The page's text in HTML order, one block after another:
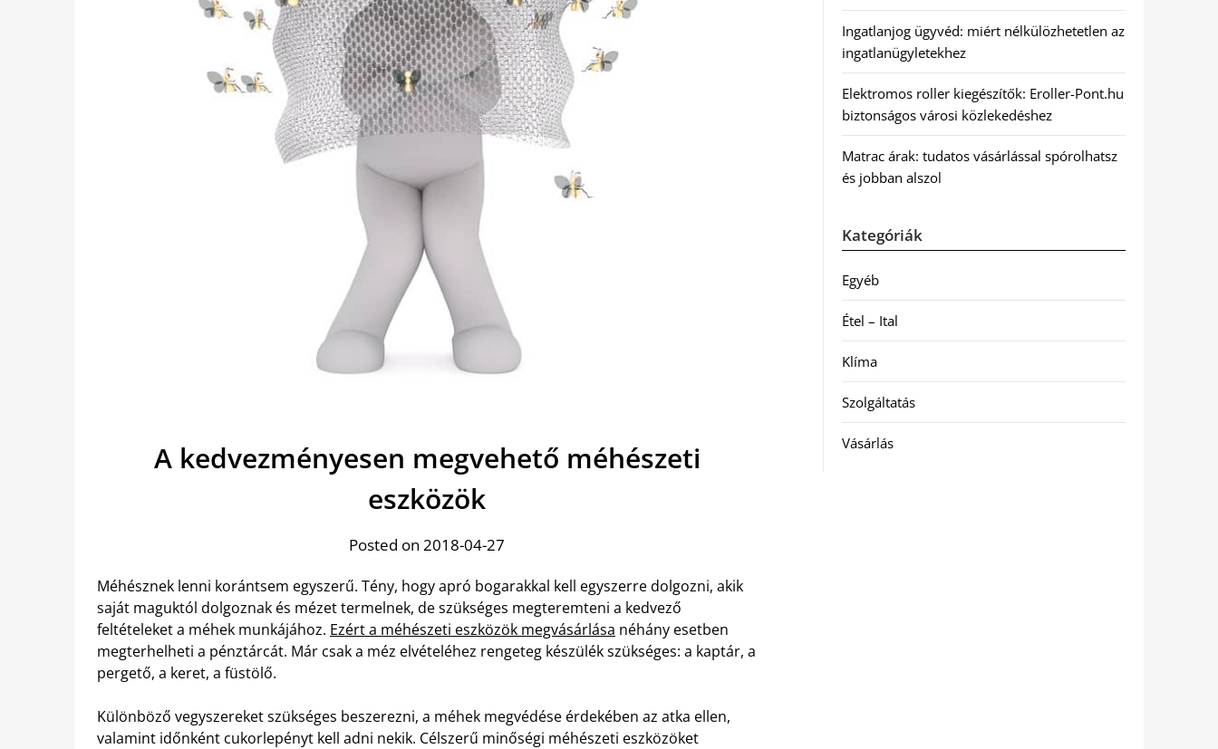
A kedvezményesen megvehető méhészeti
eszközök
Posted on 2018-04-27
Méhésznek lenni korántsem egyszerű. Tény, hogy apró bogarakkal kell egyszerre dolgozni, akik
saját maguktól dolgoznak és mézet termelnek, de szükséges megteremteni a kedvező
feltételeket a méhek munkájához. Ezért a méhészeti eszközök megvásárlása néhány esetben
megterhelheti a pénztárcát. Már csak a méz elvételéhez rengeteg készülék szükséges: a kaptár, a
pergető, a keret, a füstölő.
Különböző vegyszereket szükséges beszerezni, a méhek megvédése érdekében az atka ellen,
valamint időnként cukorlepényt kell adni nekik. Célszerű minőségi méhészeti eszközöket
Ingatlanjog ügyvéd: miért nélkülözhetetlen az
ingatlanügyletekhez
Elektromos roller kiegészítők: Eroller-Pont.hu
biztonságos városi közlekedéshez
Matrac árak: tudatos vásárlással spórolhatsz
és jobban alszol
Kategóriák
Egyéb
Étel – Ital
Klíma
Szolgáltatás
Vásárlás